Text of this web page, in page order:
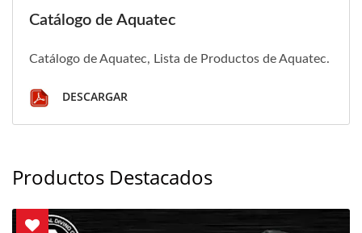
Catálogo de Aquatec
Catálogo de Aquatec, Lista de Productos de Aquatec.
DESCARGAR
Productos Destacados